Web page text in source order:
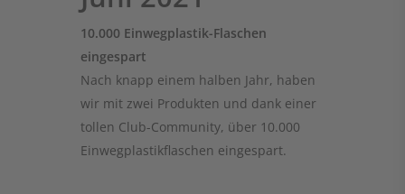
10.000 Einwegplastik-Flaschen
eingespart
Nach knapp einem halben Jahr, haben
wir mit zwei Produkten und dank einer
tollen Club-Community, über 10.000
Einwegplastikflaschen eingespart.